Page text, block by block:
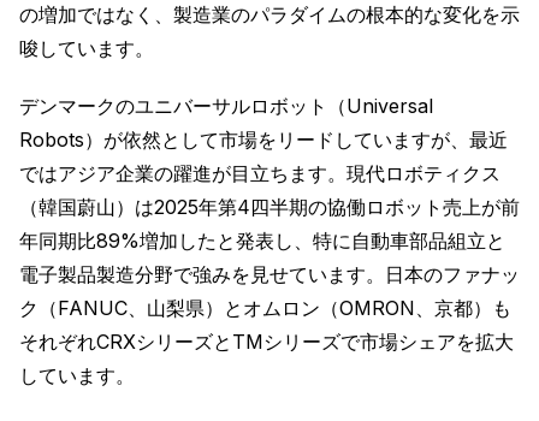
の増加ではなく、製造業のパラダイムの根本的な変化を示
唆しています。
デンマークのユニバーサルロボット（Universal
Robots）が依然として市場をリードしていますが、最近
ではアジア企業の躍進が目立ちます。現代ロボティクス
（韓国蔚山）は2025年第4四半期の協働ロボット売上が前
年同期比89%増加したと発表し、特に自動車部品組立と
電子製品製造分野で強みを見せています。日本のファナッ
ク（FANUC、山梨県）とオムロン（OMRON、京都）も
それぞれCRXシリーズとTMシリーズで市場シェアを拡大
しています。